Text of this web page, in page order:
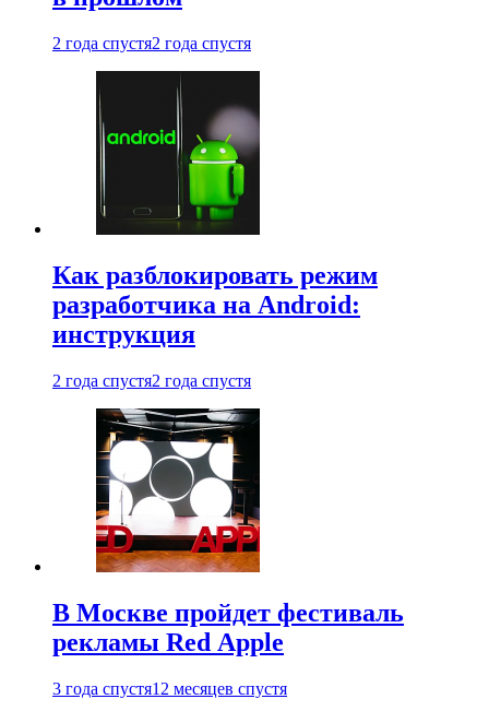
2 года спустя2 года спустя
Как разблокировать режим
разработчика на Android:
инструкция
2 года спустя2 года спустя
В Москве пройдет фестиваль
рекламы Red Apple
3 года спустя12 месяцев спустя